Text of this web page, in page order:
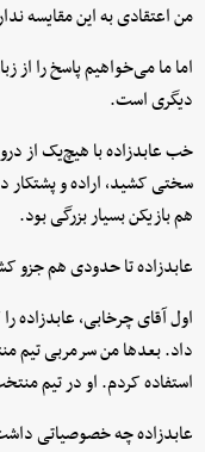
من اعتقادی به این مقایسه
اما ما می‌خواهیم پاسخ را از
دیگری است.
خب عابدزاده با هیچ‌یک از
سختی کشید، اراده و پشتکار
هم بازیکن بسیار بزرگی بود.
عابدزاده تا حدودی هم جزو
اول آقای چرخابی، عابدزاده
داد. بعدها من سرمربی تیم
استفاده کردم. او در تیم
عابدزاده چه خصوصیاتی